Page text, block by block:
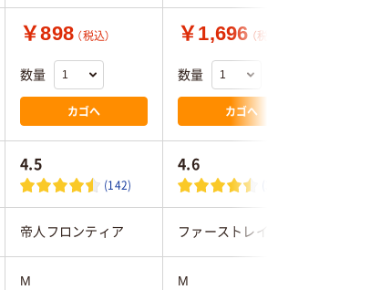
￥898 （税込）
数量
カゴへ
￥1,696 （税込）
数量
カゴへ
4.5
(142)
4.6
(3)
帝人フロンティア ファーストレイト
M M